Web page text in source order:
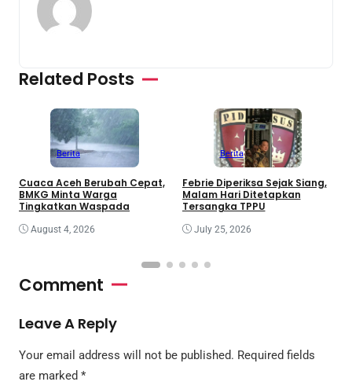
Related Posts
Berita
Cuaca Aceh Berubah Cepat,
BMKG Minta Warga
Tingkatkan Waspada
August 4, 2026
Berita
Febrie Diperiksa Sejak Siang,
Malam Hari Ditetapkan
Tersangka TPPU
July 25, 2026
Comment
Leave A Reply
Your email address will not be published. Required fields
are marked *